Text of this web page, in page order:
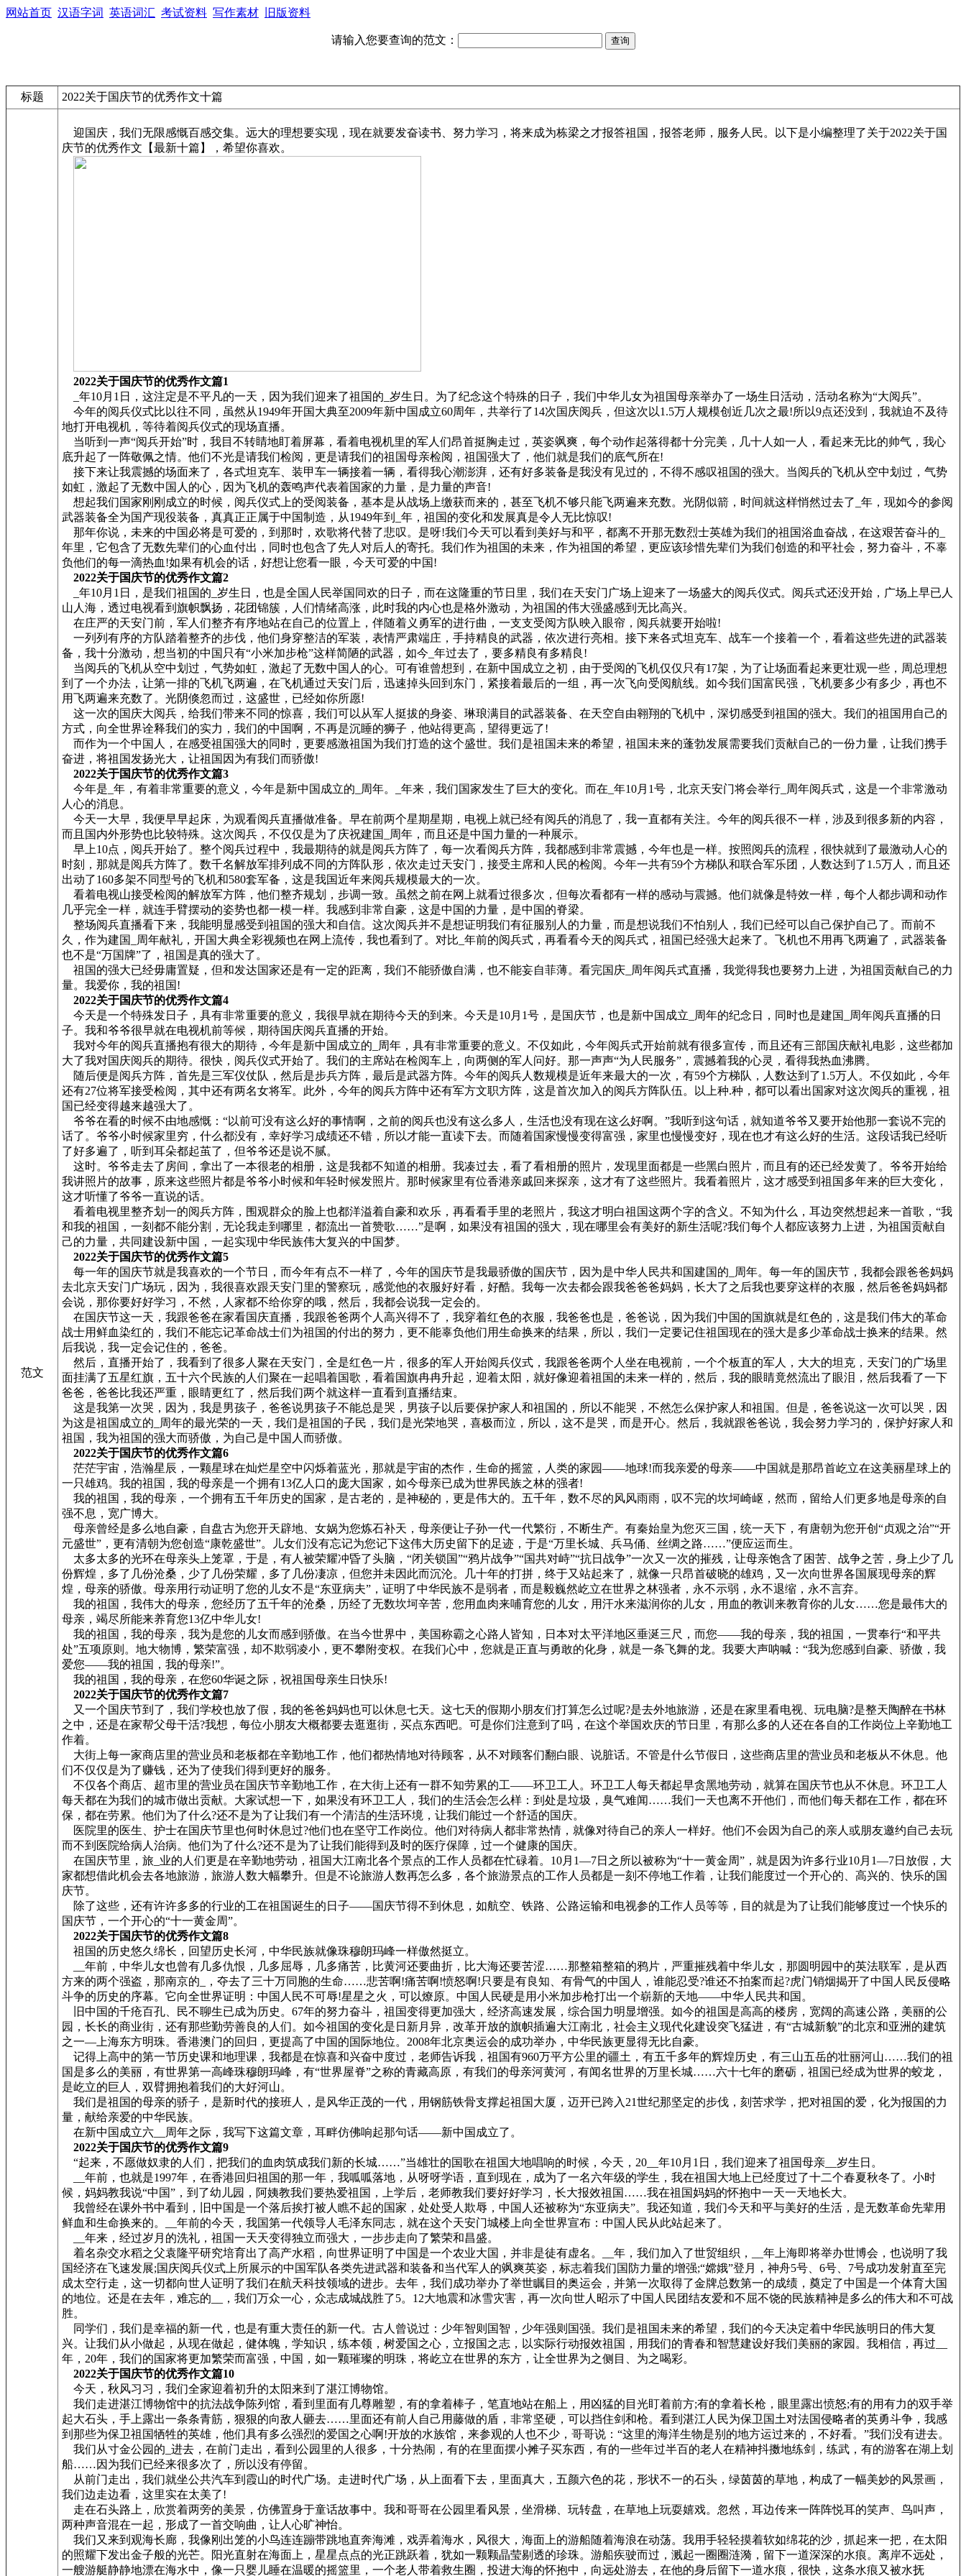
网站首页 汉语字词 英语词汇 考试资料 写作素材 旧版资料
请输入您要查询的范文：
标题 2022关于国庆节的优秀作文十篇
范文
迎国庆，我们无限感慨百感交集。远大的理想要实现，现在就要发奋读书、努力学习，将来成为栋梁之才报答祖国，报答老师，服务人民。以下是小编整理了关于2022关于国
庆节的优秀作文【最新十篇】，希望你喜欢。
2022关于国庆节的优秀作文篇1
_年10月1日，这注定是不平凡的一天，因为我们迎来了祖国的_岁生日。为了纪念这个特殊的日子，我们中华儿女为祖国母亲举办了一场生日活动，活动名称为“大阅兵”。
今年的阅兵仪式比以往不同，虽然从1949年开国大典至2009年新中国成立60周年，共举行了14次国庆阅兵，但这次以1.5万人规模创近几次之最!所以9点还没到，我就迫不及待
地打开电视机，等待着阅兵仪式的现场直播。
当听到一声“阅兵开始”时，我目不转睛地盯着屏幕，看着电视机里的军人们昂首挺胸走过，英姿飒爽，每个动作起落得都十分完美，几十人如一人，看起来无比的帅气，我心
底升起了一阵敬佩之情。他们不光是请我们检阅，更是请我们的祖国母亲检阅，祖国强大了，他们就是我们的底气所在!
接下来让我震撼的场面来了，各式坦克车、装甲车一辆接着一辆，看得我心潮澎湃，还有好多装备是我没有见过的，不得不感叹祖国的强大。当阅兵的飞机从空中划过，气势
如虹，激起了无数中国人的心，因为飞机的轰鸣声代表着国家的力量，是力量的声音!
想起我们国家刚刚成立的时候，阅兵仪式上的受阅装备，基本是从战场上缴获而来的，甚至飞机不够只能飞两遍来充数。光阴似箭，时间就这样悄然过去了_年，现如今的参阅
武器装备全为国产现役装备，真真正正属于中国制造，从1949年到_年，祖国的变化和发展真是令人无比惊叹!
那年你说，未来的中国必将是可爱的，到那时，欢歌将代替了悲叹。是呀!我们今天可以看到美好与和平，都离不开那无数烈士英雄为我们的祖国浴血奋战，在这艰苦奋斗的_
年里，它包含了无数先辈们的心血付出，同时也包含了先人对后人的寄托。我们作为祖国的未来，作为祖国的希望，更应该珍惜先辈们为我们创造的和平社会，努力奋斗，不辜
负他们的每一滴热血!如果有机会的话，好想让您看一眼，今天可爱的中国!
2022关于国庆节的优秀作文篇2
_年10月1日，是我们祖国的_岁生日，也是全国人民举国同欢的日子，而在这隆重的节日里，我们在天安门广场上迎来了一场盛大的阅兵仪式。阅兵式还没开始，广场上早已人
山人海，透过电视看到旗帜飘扬，花团锦簇，人们情绪高涨，此时我的内心也是格外激动，为祖国的伟大强盛感到无比高兴。
在庄严的天安门前，军人们整齐有序地站在自己的位置上，伴随着义勇军的进行曲，一支支受阅方队映入眼帘，阅兵就要开始啦!
一列列有序的方队踏着整齐的步伐，他们身穿整洁的军装，表情严肃端庄，手持精良的武器，依次进行亮相。接下来各式坦克车、战车一个接着一个，看着这些先进的武器装
备，我十分激动，想当初的中国只有“小米加步枪”这样简陋的武器，如今_年过去了，要多精良有多精良!
当阅兵的飞机从空中划过，气势如虹，激起了无数中国人的心。可有谁曾想到，在新中国成立之初，由于受阅的飞机仅仅只有17架，为了让场面看起来更壮观一些，周总理想
到了一个办法，让第一排的飞机飞两遍，在飞机通过天安门后，迅速掉头回到东门，紧接着最后的一组，再一次飞向受阅航线。如今我们国富民强，飞机要多少有多少，再也不
用飞两遍来充数了。光阴倏忽而过，这盛世，已经如你所愿!
这一次的国庆大阅兵，给我们带来不同的惊喜，我们可以从军人挺拔的身姿、琳琅满目的武器装备、在天空自由翱翔的飞机中，深切感受到祖国的强大。我们的祖国用自己的
方式，向全世界诠释我们的实力，我们的中国啊，不再是沉睡的狮子，他站得更高，望得更远了!
而作为一个中国人，在感受祖国强大的同时，更要感激祖国为我们打造的这个盛世。我们是祖国未来的希望，祖国未来的蓬勃发展需要我们贡献自己的一份力量，让我们携手
奋进，将祖国发扬光大，让祖国因为有我们而骄傲!
2022关于国庆节的优秀作文篇3
今年是_年，有着非常重要的意义，今年是新中国成立的_周年。_年来，我们国家发生了巨大的变化。而在_年10月1号，北京天安门将会举行_周年阅兵式，这是一个非常激动
人心的消息。
今天一大早，我便早早起床，为观看阅兵直播做准备。早在前两个星期星期，电视上就已经有阅兵的消息了，我一直都有关注。今年的阅兵很不一样，涉及到很多新的内容，
而且国内外形势也比较特殊。这次阅兵，不仅仅是为了庆祝建国_周年，而且还是中国力量的一种展示。
早上10点，阅兵开始了。整个阅兵过程中，我最期待的就是阅兵方阵了，每一次看阅兵方阵，我都感到非常震撼，今年也是一样。按照阅兵的流程，很快就到了最激动人心的
时刻，那就是阅兵方阵了。数千名解放军排列成不同的方阵队形，依次走过天安门，接受主席和人民的检阅。今年一共有59个方梯队和联合军乐团，人数达到了1.5万人，而且还
出动了160多架不同型号的飞机和580套军备，这是我国近年来阅兵规模最大的一次。
看着电视山接受检阅的解放军方阵，他们整齐规划，步调一致。虽然之前在网上就看过很多次，但每次看都有一样的感动与震撼。他们就像是特效一样，每个人都步调和动作
几乎完全一样，就连手臂摆动的姿势也都一模一样。我感到非常自豪，这是中国的力量，是中国的脊梁。
整场阅兵直播看下来，我能明显感受到祖国的强大和自信。这次阅兵并不是想证明我们有征服别人的力量，而是想说我们不怕别人，我们已经可以自己保护自己了。而前不
久，作为建国_周年献礼，开国大典全彩视频也在网上流传，我也看到了。对比_年前的阅兵式，再看看今天的阅兵式，祖国已经强大起来了。飞机也不用再飞两遍了，武器装备
也不是“万国牌”了，祖国是真的强大了。
祖国的强大已经毋庸置疑，但和发达国家还是有一定的距离，我们不能骄傲自满，也不能妄自菲薄。看完国庆_周年阅兵式直播，我觉得我也要努力上进，为祖国贡献自己的力
量。我爱你，我的祖国!
2022关于国庆节的优秀作文篇4
今天是一个特殊发日子，具有非常重要的意义，我很早就在期待今天的到来。今天是10月1号，是国庆节，也是新中国成立_周年的纪念日，同时也是建国_周年阅兵直播的日
子。我和爷爷很早就在电视机前等候，期待国庆阅兵直播的开始。
我对今年的阅兵直播抱有很大的期待，今年是新中国成立的_周年，具有非常重要的意义。不仅如此，今年阅兵式开始前就有很多宣传，而且还有三部国庆献礼电影，这些都加
大了我对国庆阅兵的期待。很快，阅兵仪式开始了。我们的主席站在检阅车上，向两侧的军人问好。那一声声“为人民服务”，震撼着我的心灵，看得我热血沸腾。
随后便是阅兵方阵，首先是三军仪仗队，然后是步兵方阵，最后是武器方阵。今年的阅兵人数规模是近年来最大的一次，有59个方梯队，人数达到了1.5万人。不仅如此，今年
还有27位将军接受检阅，其中还有两名女将军。此外，今年的阅兵方阵中还有军方文职方阵，这是首次加入的阅兵方阵队伍。以上种.种，都可以看出国家对这次阅兵的重视，祖
国已经变得越来越强大了。
爷爷在看的时候不由地感慨：“以前可没有这么好的事情啊，之前的阅兵也没有这么多人，生活也没有现在这么好啊。”我听到这句话，就知道爷爷又要开始他那一套说不完的
话了。爷爷小时候家里穷，什么都没有，幸好学习成绩还不错，所以才能一直读下去。而随着国家慢慢变得富强，家里也慢慢变好，现在也才有这么好的生活。这段话我已经听
了好多遍了，听到耳朵都起茧了，但爷爷还是说不腻。
这时。爷爷走去了房间，拿出了一本很老的相册，这是我都不知道的相册。我凑过去，看了看相册的照片，发现里面都是一些黑白照片，而且有的还已经发黄了。爷爷开始给
我讲照片的故事，原来这些照片都是爷爷小时候和年轻时候发照片。那时候家里有位香港亲戚回来探亲，这才有了这些照片。我看着照片，这才感受到祖国多年来的巨大变化，
这才听懂了爷爷一直说的话。
看着电视里整齐划一的阅兵方阵，围观群众的脸上也都洋溢着自豪和欢乐，再看看手里的老照片，我这才明白祖国这两个字的含义。不知为什么，耳边突然想起来一首歌，“我
和我的祖国，一刻都不能分割，无论我走到哪里，都流出一首赞歌……”是啊，如果没有祖国的强大，现在哪里会有美好的新生活呢?我们每个人都应该努力上进，为祖国贡献自
己的力量，共同建设新中国，一起实现中华民族伟大复兴的中国梦。
2022关于国庆节的优秀作文篇5
每一年的国庆节就是我喜欢的一个节日，而今年有点不一样了，今年的国庆节是我最骄傲的国庆节，因为是中华人民共和国建国的_周年。每一年的国庆节，我都会跟爸爸妈妈
去北京天安门广场玩，因为，我很喜欢跟天安门里的警察玩，感觉他的衣服好好看，好酷。我每一次去都会跟我爸爸爸妈妈，长大了之后我也要穿这样的衣服，然后爸爸妈妈都
会说，那你要好好学习，不然，人家都不给你穿的哦，然后，我都会说我一定会的。
在国庆节这一天，我跟爸爸在家看国庆直播，我跟爸爸两个人高兴得不了，我穿着红色的衣服，我爸爸也是，爸爸说，因为我们中国的国旗就是红色的，这是我们伟大的革命
战士用鲜血染红的，我们不能忘记革命战士们为祖国的付出的努力，更不能辜负他们用生命换来的结果，所以，我们一定要记住祖国现在的强大是多少革命战士换来的结果。然
后我说，我一定会记住的，爸爸。
然后，直播开始了，我看到了很多人聚在天安门，全是红色一片，很多的军人开始阅兵仪式，我跟爸爸两个人坐在电视前，一个个板直的军人，大大的坦克，天安门的广场里
面挂满了五星红旗，五十六个民族的人们聚在一起唱着国歌，看着国旗冉冉升起，迎着太阳，就好像迎着祖国的未来一样的，然后，我的眼睛竟然流出了眼泪，然后我看了一下
爸爸，爸爸比我还严重，眼睛更红了，然后我们两个就这样一直看到直播结束。
这是我第一次哭，因为，我是男孩子，爸爸说男孩子不能总是哭，男孩子以后要保护家人和祖国的，所以不能哭，不然怎么保护家人和祖国。但是，爸爸说这一次可以哭，因
为这是祖国成立的_周年的最光荣的一天，我们是祖国的子民，我们是光荣地哭，喜极而泣，所以，这不是哭，而是开心。然后，我就跟爸爸说，我会努力学习的，保护好家人和
祖国，我为祖国的强大而骄傲，为自己是中国人而骄傲。
2022关于国庆节的优秀作文篇6
茫茫宇宙，浩瀚星辰，一颗星球在灿烂星空中闪烁着蓝光，那就是宇宙的杰作，生命的摇篮，人类的家园——地球!而我亲爱的母亲——中国就是那昂首屹立在这美丽星球上的
一只雄鸡。我的祖国，我的母亲是一个拥有13亿人口的庞大国家，如今母亲已成为世界民族之林的强者!
我的祖国，我的母亲，一个拥有五千年历史的国家，是古老的，是神秘的，更是伟大的。五千年，数不尽的风风雨雨，叹不完的坎坷崎岖，然而，留给人们更多地是母亲的自
强不息，宽广博大。
母亲曾经是多么地自豪，自盘古为您开天辟地、女娲为您炼石补天，母亲便让子孙一代一代繁衍，不断生产。有秦始皇为您灭三国，统一天下，有唐朝为您开创“贞观之治”“开
元盛世”，更有清朝为您创造“康乾盛世”。儿女们没有忘记为您记下这伟大历史留下的足迹，于是“万里长城、兵马俑、丝绸之路……”便应运而生。
太多太多的光环在母亲头上笼罩，于是，有人被荣耀冲昏了头脑，“闭关锁国”“鸦片战争”“国共对峙”“抗日战争”一次又一次的摧残，让母亲饱含了困苦、战争之苦，身上少了几
份辉煌，多了几份沧桑，少了几份荣耀，多了几份凄凉，但您并未因此而沉沦。几十年的打拼，终于又站起来了，就像一只昂首破晓的雄鸡，又一次向世界各国展现母亲的辉
煌，母亲的骄傲。母亲用行动证明了您的儿女不是“东亚病夫”，证明了中华民族不是弱者，而是毅巍然屹立在世界之林强者，永不示弱，永不退缩，永不言弃。
我的祖国，我伟大的母亲，您经历了五千年的沧桑，历经了无数坎坷辛苦，您用血肉来哺育您的儿女，用汗水来滋润你的儿女，用血的教训来教育你的儿女……您是最伟大的
母亲，竭尽所能来养育您13亿中华儿女!
我的祖国，我的母亲，我为是您的儿女而感到骄傲。在当今世界中，美国称霸之心路人皆知，日本对太平洋地区垂涎三尺，而您——我的母亲，我的祖国，一贯奉行“和平共
处”五项原则。地大物博，繁荣富强，却不欺弱凌小，更不攀附变权。在我们心中，您就是正直与勇敢的化身，就是一条飞舞的龙。我要大声呐喊：“我为您感到自豪、骄傲，我
爱您——我的祖国，我的母亲!”。
我的祖国，我的母亲，在您60华诞之际，祝祖国母亲生日快乐!
2022关于国庆节的优秀作文篇7
又一个国庆节到了，我们学校也放了假，我的爸爸妈妈也可以休息七天。这七天的假期小朋友们打算怎么过呢?是去外地旅游，还是在家里看电视、玩电脑?是整天陶醉在书林
之中，还是在家帮父母干活?我想，每位小朋友大概都要去逛逛街，买点东西吧。可是你们注意到了吗，在这个举国欢庆的节日里，有那么多的人还在各自的工作岗位上辛勤地工
作着。
大街上每一家商店里的营业员和老板都在辛勤地工作，他们都热情地对待顾客，从不对顾客们翻白眼、说脏话。不管是什么节假日，这些商店里的营业员和老板从不休息。他
们不仅仅是为了赚钱，还为了使我们得到更好的服务。
不仅各个商店、超市里的营业员在国庆节辛勤地工作，在大街上还有一群不知劳累的工——环卫工人。环卫工人每天都起早贪黑地劳动，就算在国庆节也从不休息。环卫工人
每天都在为我们的城市做出贡献。大家试想一下，如果没有环卫工人，我们的生活会怎么样：到处是垃圾，臭气难闻……我们一天也离不开他们，而他们每天都在工作，都在环
保，都在劳累。他们为了什么?还不是为了让我们有一个清洁的生活环境，让我们能过一个舒适的国庆。
医院里的医生、护士在国庆节里也何时休息过?他们也在坚守工作岗位。他们对待病人都非常热情，就像对待自己的亲人一样好。他们不会因为自己的亲人或朋友邀约自己去玩
而不到医院给病人治病。他们为了什么?还不是为了让我们能得到及时的医疗保障，过一个健康的国庆。
在国庆节里，旅_业的人们更是在辛勤地劳动，祖国大江南北各个景点的工作人员都在忙碌着。10月1—7日之所以被称为“十一黄金周”，就是因为许多行业10月1—7日放假，大
家都想借此机会去各地旅游，旅游人数大幅攀升。但是不论旅游人数再怎么多，各个旅游景点的工作人员都是一刻不停地工作着，让我们能度过一个开心的、高兴的、快乐的国
庆节。
除了这些，还有许许多多的行业的工在祖国诞生的日子——国庆节得不到休息，如航空、铁路、公路运输和电视参的工作人员等等，目的就是为了让我们能够度过一个快乐的
国庆节，一个开心的“十一黄金周”。
2022关于国庆节的优秀作文篇8
祖国的历史悠久绵长，回望历史长河，中华民族就像珠穆朗玛峰一样傲然挺立。
__年前，中华儿女也曾有几多仇恨，几多屈辱，几多痛苦，比黄河还要曲折，比大海还要苦涩……那整箱整箱的鸦片，严重摧残着中华儿女，那圆明园中的英法联军，是从西
方来的两个强盗，那南京的_，夺去了三十万同胞的生命……悲苦啊!痛苦啊!愤怒啊!只要是有良知、有骨气的中国人，谁能忍受?谁还不拍案而起?虎门销烟揭开了中国人民反侵略
斗争的历史的序幕。它向全世界证明：中国人民不可辱!星星之火，可以燎原。中国人民硬是用小米加步枪打出一个崭新的天地——中华人民共和国。
旧中国的千疮百孔、民不聊生已成为历史。67年的努力奋斗，祖国变得更加强大，经济高速发展，综合国力明显增强。如今的祖国是高高的楼房，宽阔的高速公路，美丽的公
园，长长的商业街，还有那些勤劳善良的人们。如今祖国的变化是日新月异，改革开放的旗帜插遍大江南北，社会主义现代化建设突飞猛进，有“古城新貌”的北京和亚洲的建筑
之一—上海东方明珠。香港澳门的回归，更提高了中国的国际地位。2008年北京奥运会的成功举办，中华民族更显得无比自豪。
记得上高中的第一节历史课和地理课，我都是在惊喜和兴奋中度过，老师告诉我，祖国有960万平方公里的疆土，有五千多年的辉煌历史，有三山五岳的壮丽河山……我们的祖
国是多么的美丽，有世界第一高峰珠穆朗玛峰，有“世界屋脊”之称的青藏高原，有我们的母亲河黄河，有闻名世界的万里长城……六十七年的磨砺，祖国已经成为世界的蛟龙，
是屹立的巨人，双臂拥抱着我们的大好河山。
我们是祖国的母亲的骄子，是新时代的接班人，是风华正茂的一代，用钢筋铁骨支撑起祖国大厦，迈开已跨入21世纪那坚定的步伐，刻苦求学，把对祖国的爱，化为报国的力
量，献给亲爱的中华民族。
在新中国成立六__周年之际，我写下这篇文章，耳畔仿佛响起那句话——新中国成立了。
2022关于国庆节的优秀作文篇9
“起来，不愿做奴隶的人们，把我们的血肉筑成我们新的长城……”当雄壮的国歌在祖国大地唱响的时候，今天，20__年10月1日，我们迎来了祖国母亲__岁生日。
__年前，也就是1997年，在香港回归祖国的那一年，我呱呱落地，从呀呀学语，直到现在，成为了一名六年级的学生，我在祖国大地上已经度过了十二个春夏秋冬了。小时
候，妈妈教我说“中国”，到了幼儿园，阿姨教我们要热爱祖国，上学后，老师教我们要好好学习，长大报效祖国……我在祖国妈妈的怀抱中一天一天地长大。
我曾经在课外书中看到，旧中国是一个落后挨打被人瞧不起的国家，处处受人欺辱，中国人还被称为“东亚病夫”。我还知道，我们今天和平与美好的生活，是无数革命先辈用
鲜血和生命换来的。__年前的今天，我国第一代领导人毛泽东同志，就在这个天安门城楼上向全世界宣布：中国人民从此站起来了。
__年来，经过岁月的洗礼，祖国一天天变得独立而强大，一步步走向了繁荣和昌盛。
着名杂交水稻之父袁隆平研究培育出了高产水稻，向世界证明了中国是一个农业大国，并非是徒有虚名。__年，我们加入了世贸组织，__年上海即将举办世博会，也说明了我
国经济在飞速发展;国庆阅兵仪式上所展示的中国军队各类先进武器和装备和当代军人的飒爽英姿，标志着我们国防力量的增强;“嫦娥”登月，神舟5号、6号、7号成功发射直至完
成太空行走，这一切都向世人证明了我们在航天科技领域的进步。去年，我们成功举办了举世瞩目的奥运会，并第一次取得了金牌总数第一的成绩，奠定了中国是一个体育大国
的地位。还是在去年，难忘的__，我们万众一心，众志成城战胜了5。12大地震和冰雪灾害，再一次向世人昭示了中国人民团结友爱和不屈不饶的民族精神是多么的伟大和不可战
胜。
同学们，我们是幸福的新一代，也是有重大责任的新一代。古人曾说过：少年智则国智，少年强则国强。我们是祖国未来的希望，我们的今天决定着中华民族明日的伟大复
兴。让我们从小做起，从现在做起，健体魄，学知识，练本领，树爱国之心，立报国之志，以实际行动报效祖国，用我们的青春和智慧建设好我们美丽的家园。我相信，再过__
年，20年，我们的国家将更加繁荣而富强，中国，如一颗璀璨的明珠，将屹立在世界的东方，让全世界为之侧目、为之喝彩。
2022关于国庆节的优秀作文篇10
今天，秋风习习，我们全家迎着初升的太阳来到了湛江博物馆。
我们走进湛江博物馆中的抗法战争陈列馆，看到里面有几尊雕塑，有的拿着棒子，笔直地站在船上，用凶猛的目光盯着前方;有的拿着长枪，眼里露出愤怒;有的用有力的双手举
起大石头，手上露出一条条青筋，狠狠的向敌人砸去……里面还有前人自己用藤做的盾，非常坚硬，可以挡住剑和枪。看到湛江人民为保卫国土对法国侵略者的英勇斗争，我感
到那些为保卫祖国牺牲的英雄，他们具有多么强烈的爱国之心啊!开放的水族馆，来参观的人也不少，哥哥说：“这里的海洋生物是别的地方运过来的，不好看。”我们没有进去。
我们从寸金公园的_进去，在前门走出，看到公园里的人很多，十分热闹，有的在里面摆小摊子买东西，有的一些年过半百的老人在精神抖擞地练剑，练武，有的游客在湖上划
船……因为我们已经来很多次了，所以没有停留。
从前门走出，我们就坐公共汽车到霞山的时代广场。走进时代广场，从上面看下去，里面真大，五颜六色的花，形状不一的石头，绿茵茵的草地，构成了一幅美妙的风景画，
我们边走边看，这里实在太美了!
走在石头路上，欣赏着两旁的美景，仿佛置身于童话故事中。我和哥哥在公园里看风景，坐滑梯、玩转盘，在草地上玩耍嬉戏。忽然，耳边传来一阵阵悦耳的笑声、鸟叫声，
两种声音混在一起，形成了一首交响曲，让人心旷神怡。
我们又来到观海长廊，我像刚出笼的小鸟连连蹦带跳地直奔海滩，戏弄着海水，风很大，海面上的游船随着海浪在动荡。我用手轻轻摸着软如绵花的沙，抓起来一把，在太阳
的照耀下发出金子般的光芒。阳光直射在海面上，星星点点的光正跳跃着，犹如一颗颗晶莹剔透的珍珠。游船疾驶而过，溅起一圈圈涟漪，留下一道深深的水痕。离岸不远处，
一艘游艇静静地漂在海水中，像一只婴儿睡在温暖的摇篮里，一个老人带着救生圈，投进大海的怀抱中，向远处游去，在他的身后留下一道水痕，很快，这条水痕又被水抚